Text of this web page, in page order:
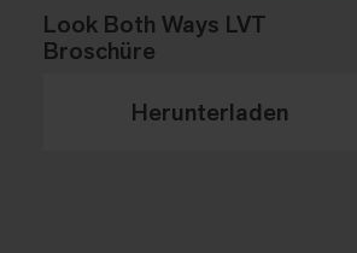
Look Both Ways LVT
Broschüre
Herunterladen